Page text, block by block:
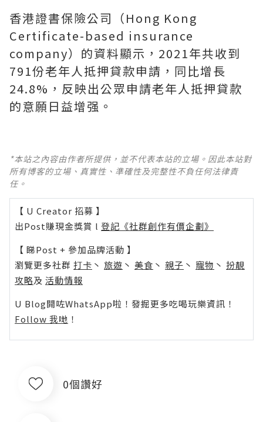
香港證書保險公司（Hong Kong
Certificate-based insurance
company）的資料顯示，2021年共收到
791份老年人抵押貸款申請，同比增長
24.8%，反映出公眾申請老年人抵押貸款
的意願日益增强。
*本站之內容由作者所提供，並不代表本站的立場。因此本站對
所有博客的立場、真實性、準確性及完整性不負任何法律責
任。
【 U Creator 招募 】
出Post賺現金獎賞 l 登記《社群創作有價企劃》
【 睇Post + 參加品牌活動 】
瀏覽更多社群 打卡 丶 旅遊 丶 美食 丶 親子 丶 寵物 丶 扮靚
攻略及 活動情報
U Blog開咗WhatsApp啦！發掘更多吃喝玩樂資訊！
Follow 我哋 ！
0個讚好